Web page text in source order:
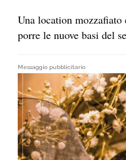
Una location mozzafiato
porre le nuove basi del
Messaggio pubblicitario